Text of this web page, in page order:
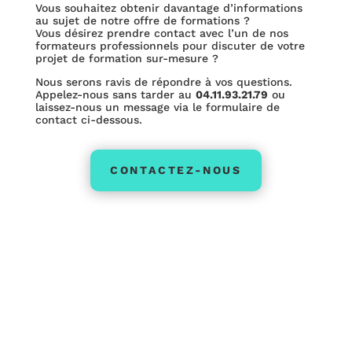
Vous souhaitez obtenir davantage d’informations
au sujet de notre offre de formations ?
Vous désirez prendre contact avec l’un de nos
formateurs professionnels pour discuter de votre
projet de formation sur-mesure ?
Nous serons ravis de répondre à vos questions.
Appelez-nous sans tarder au 04.11.93.21.79 ou
laissez-nous un message via le formulaire de
contact ci-dessous.
CONTACTEZ-NOUS